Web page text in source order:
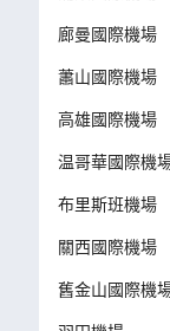
廊曼國際機場
蕭山國際機場
高雄國際機場
温哥華國際機
布里斯班機場
關西國際機場
舊金山國際機